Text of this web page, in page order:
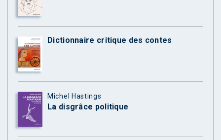
Dictionnaire critique des contes
Michel Hastings
La disgrâce politique